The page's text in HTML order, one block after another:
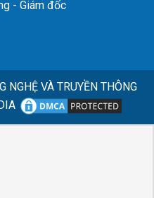
- Giám đốc
NGHỆ VÀ TRUYỀN THÔNG